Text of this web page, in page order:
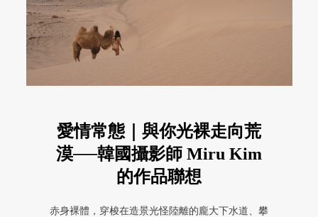
愛情常態｜與你光裸走向荒
漠──韓國攝影師 Miru Kim
的作品聯想
赤身裸體，穿梭在造景光怪陸離的龐大下水道、攀